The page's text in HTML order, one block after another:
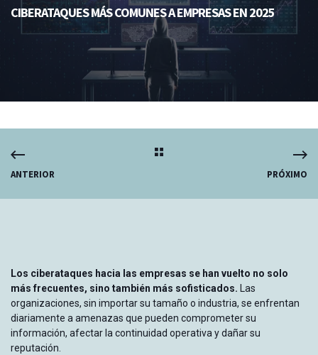
CIBERATAQUES MÁS COMUNES A EMPRESAS EN 2025
ANTERIOR PRÓXIMO
Los ciberataques hacia las empresas se han vuelto no solo
más frecuentes, sino también más sofisticados. Las
organizaciones, sin importar su tamaño o industria, se enfrentan
diariamente a amenazas que pueden comprometer su
información, afectar la continuidad operativa y dañar su
reputación.